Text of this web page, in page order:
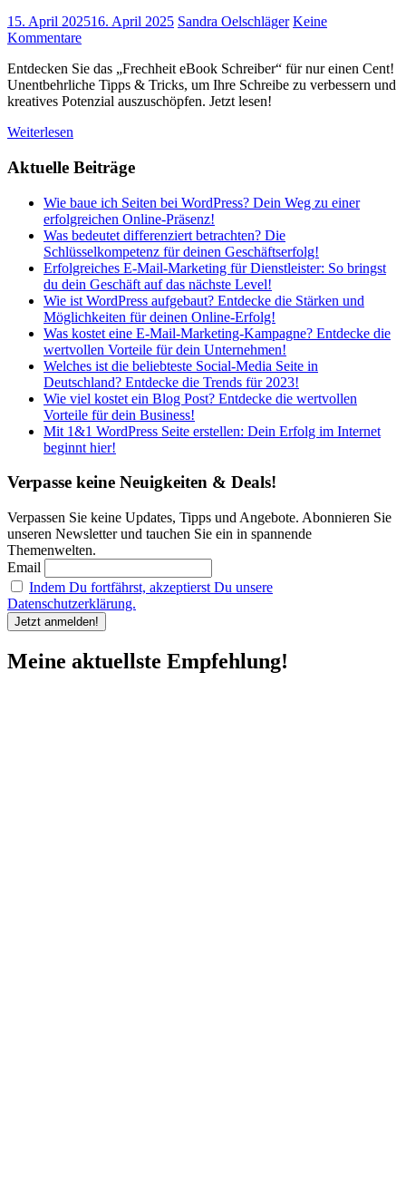
15. April 202516. April 2025 Sandra Oelschläger Keine
Kommentare
Entdecken Sie das „Frechheit eBook Schreiber“ für nur einen Cent!
Unentbehrliche Tipps & Tricks, um Ihre Schreibe zu verbessern und
kreatives Potenzial auszuschöpfen. Jetzt lesen!
Weiterlesen
Aktuelle Beiträge
Wie baue ich Seiten bei WordPress? Dein Weg zu einer
erfolgreichen Online-Präsenz!
Was bedeutet differenziert betrachten? Die
Schlüsselkompetenz für deinen Geschäftserfolg!
Erfolgreiches E-Mail-Marketing für Dienstleister: So bringst
du dein Geschäft auf das nächste Level!
Wie ist WordPress aufgebaut? Entdecke die Stärken und
Möglichkeiten für deinen Online-Erfolg!
Was kostet eine E-Mail-Marketing-Kampagne? Entdecke die
wertvollen Vorteile für dein Unternehmen!
Welches ist die beliebteste Social-Media Seite in
Deutschland? Entdecke die Trends für 2023!
Wie viel kostet ein Blog Post? Entdecke die wertvollen
Vorteile für dein Business!
Mit 1&1 WordPress Seite erstellen: Dein Erfolg im Internet
beginnt hier!
Verpasse keine Neuigkeiten & Deals!
Verpassen Sie keine Updates, Tipps und Angebote. Abonnieren Sie
unseren Newsletter und tauchen Sie ein in spannende
Themenwelten.
Email
Indem Du fortfährst, akzeptierst Du unsere
Datenschutzerklärung.
Meine aktuellste Empfehlung!